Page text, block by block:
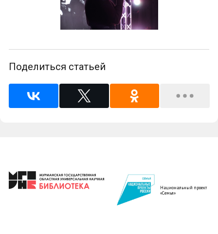
Поделиться статьей
Национальный проект
«Семья»